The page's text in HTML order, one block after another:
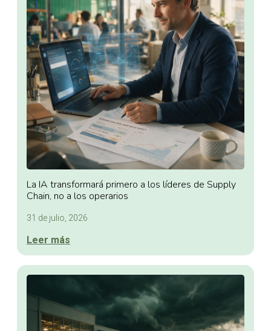
La IA transformará primero a los líderes de Supply
Chain, no a los operarios
31 de julio, 2026
Leer más